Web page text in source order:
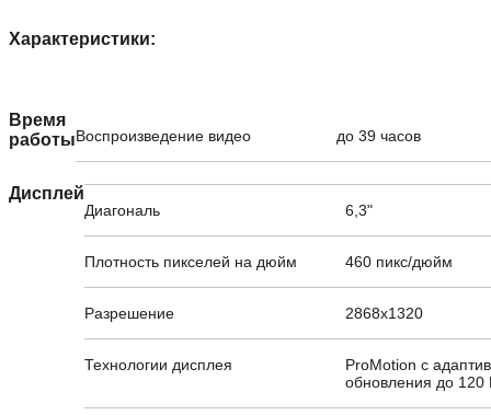
Характеристики:
Время
работыВоспроизведение видео до 39 часов
Дисплей
Диагональ 6,3"
Плотность пикселей на дюйм 460 пикс/дюйм
Разрешение 2868x1320
Технологии дисплея
ProMotion с
обновления до 120